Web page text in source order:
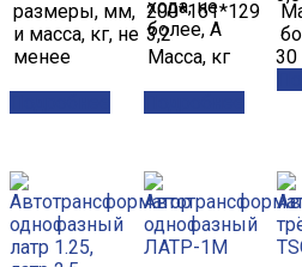
размеры, мм,
и масса, кг, не
менее
200*161*129
3,2
хода, не
более, А
Масса, кг
30